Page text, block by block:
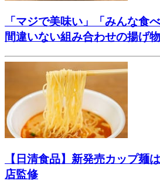
「マジで美味い」「みんな食
間違いない組み合わせの揚げ
【日清食品】新発売カップ麺
店監修